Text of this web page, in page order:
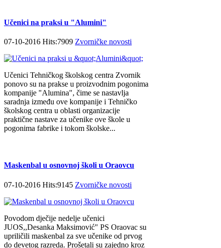
Učenici na praksi u "Alumini"
07-10-2016 Hits:7909 Zvorničke novosti
Učenici Tehničkog školskog centra Zvornik
ponovo su na prakse u proizvodnim pogonima
kompanije "Alumina", čime se nastavlja
saradnja između ove kompanije i Tehničko
školskog centra u oblasti organizacije
praktične nastave za učenike ove škole u
pogonima fabrike i tokom školske...
Maskenbal u osnovnoj školi u Oraovcu
07-10-2016 Hits:9145 Zvorničke novosti
Povodom dječije nedelje učenici
JUOS,,Desanka Maksimović" PS Oraovac su
upriličili maskenbal za sve učenike od prvog
do devetog razreda. Prošetali su zajedno kroz